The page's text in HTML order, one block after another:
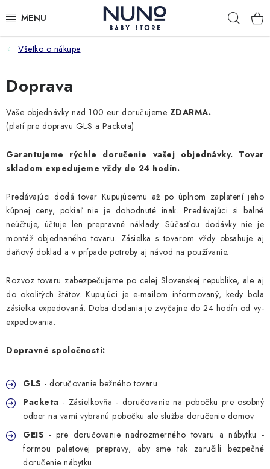
na
ZĽAVY
NOVINKY
DETSKÉ IZBY
DOPLNKY
STAROSTLIVOSŤ
CESTOVANIE
POUKAZY
REGISTRÁCIA AFFILIATE PARTNERA
Všetko o nákupe
Doprava
Vaše objednávky nad 100 eur doručujeme ZDARMA.
(platí pre dopravu GLS a Packeta)
Garantujeme rýchle doručenie vašej objednávky. Tovar
skladom expedujeme vždy do 24 hodín.
Predávajúci dodá tovar Kupujúcemu až po úplnom zaplatení jeho
kúpnej ceny, pokiaľ nie je dohodnuté inak. Predávajúci si balné
neúčtuje, účtuje len prepravné náklady. Súčasťou dodávky nie je
montáž objednaného tovaru. Zásielka s tovarom vždy obsahuje aj
daňový doklad a v prípade potreby aj návod na používanie.
Rozvoz tovaru zabezpečujeme po celej Slovenskej republike, ale aj
do okolitých štátov. Kupujúci je e-mailom informovaný, kedy bola
zásielka expedovaná. Doba dodania je zvyčajne do 24 hodín od vy-
expedovania.
Dopravné spoločnosti:
GLS - doručovanie bežného tovaru
Packeta - Zásielkovňa - doručovanie na pobočku pre osobný
odber na vami vybranú pobočku ale služba doručenie domov
GEIS - pre doručovanie nadrozmerného tovaru a nábytku -
formou paletovej prepravy, aby sme tak zaručili bezpečné
doručenie nábytku